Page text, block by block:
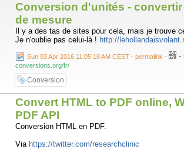
Conversion d'unités -
de mesure
Il y a des tas de sites pour cela, mais je trouve
Je n'oublie pas celui-là ! http://
Sun 03 Apr 2016 11:05:18 AM CEST - permalink - -
conversions.org/fr/
Conversion
Convert HTML to PDF online,
PDF API
Conversion HTML en PDF.
Via https://twitter.com/researchclinic